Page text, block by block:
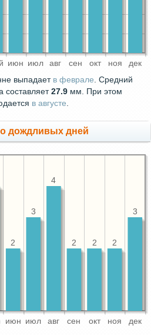
июн июл авг сен окт ноя дек
выпадает в феврале . Средний
составляет27.9 мм. При этом
в августе
дождливых дней
июн июл авг сен окт ноя дек
3
2
2
2
4
3
2